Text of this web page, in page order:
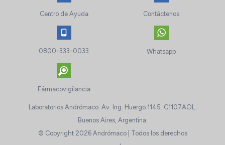
Centro de Ayuda Contáctenos
0800-333-0033 Whatsapp
Fármacovigilancia
Laboratorios Andrómaco. Av. Ing. Huergo 1145. C1107AOL.
Buenos Aires, Argentina.
© Copyright 2026 Andrómaco | Todos los derechos